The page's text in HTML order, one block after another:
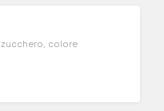
zucchero, colore